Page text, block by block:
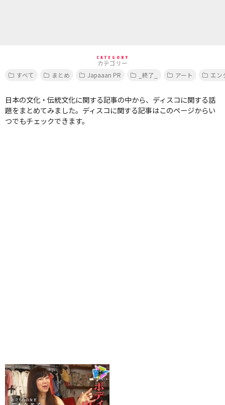
CATEGORY
カテゴリー
すべて
まとめ Japaaan PR _終了_ アート エン
日本の文化・伝統文化に関する記事の中から、ディスコに関する話
題をまとめてみました。ディスコに関する記事はこのページからい
つでもチェックできます。